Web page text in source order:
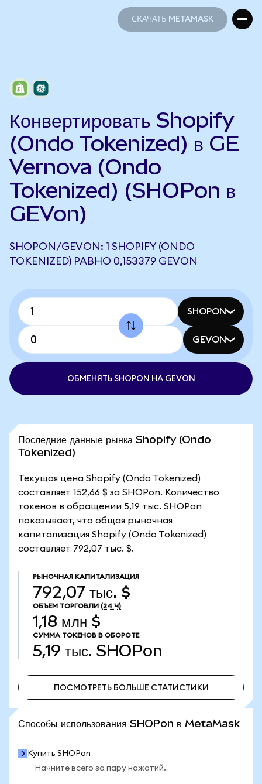
СКАЧАТЬ METAMASK
Конвертировать Shopify
(Ondo Tokenized) в GE
Vernova (Ondo
Tokenized) (SHOPon в
GEVon)
SHOPON/GEVON: 1 SHOPIFY (ONDO
TOKENIZED) РАВНО 0,153379 GEVON
SHOPON
GEVON
ОБМЕНЯТЬ SHOPON НА GEVON
Последние данные рынка Shopify (Ondo
Tokenized)
Текущая цена Shopify (Ondo Tokenized)
составляет 152,66 $ за SHOPon. Количество
токенов в обращении 5,19 тыс. SHOPon
показывает, что общая рыночная
капитализация Shopify (Ondo Tokenized)
составляет 792,07 тыс. $.
РЫНОЧНАЯ КАПИТАЛИЗАЦИЯ
792,07 тыс. $
ОБЪЕМ ТОРГОВЛИ (24 Ч)
1,18 млн $
СУММА ТОКЕНОВ В ОБОРОТЕ
5,19 тыс. SHOPon
ПОСМОТРЕТЬ БОЛЬШЕ СТАТИСТИКИ
Способы использования SHOPon в MetaMask
Купить SHOPon
Начните всего за пару нажатий.